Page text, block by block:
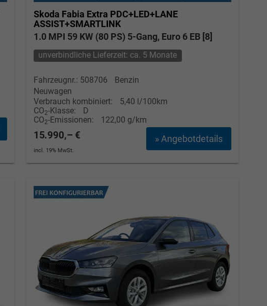
Skoda Fabia Extra PDC+LED+LANE
ASSIST+SMARTLINK
1.0 MPI 59 KW (80 PS) 5-Gang, Euro 6 EB [8]
unverbindliche Lieferzeit: ca. 5 Monate
Fahrzeugnr.: 508706
Benzin
Neuwagen
Verbrauch kombiniert:
5,40 l/100km
CO2-Klasse:
D
CO2-Emissionen: 122,00 g/km
» Angebotdetails
15.990,– €
incl. 19% MwSt.